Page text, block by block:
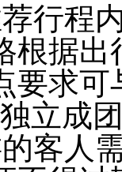
行程
根据
要求
立成
客人